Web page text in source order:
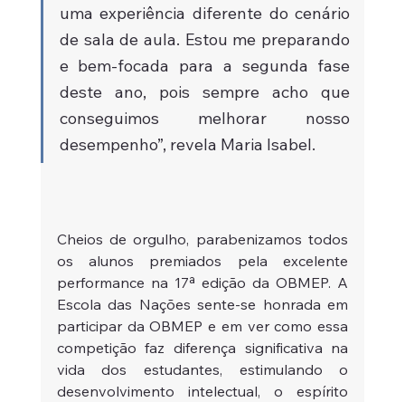
uma experiência diferente do cenário
de sala de aula. Estou me preparando
e bem-focada para a segunda fase
deste ano, pois sempre acho que
conseguimos melhorar nosso
desempenho”, revela Maria Isabel.
Cheios de orgulho, parabenizamos todos
os alunos premiados pela excelente
performance na 17ª edição da OBMEP. A
Escola das Nações sente-se honrada em
participar da OBMEP e em ver como essa
competição faz diferença significativa na
vida dos estudantes, estimulando o
desenvolvimento intelectual, o espírito